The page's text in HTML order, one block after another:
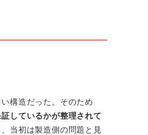
構造だった。そのため
しているかが整理されて
当初は製造側の問題と見